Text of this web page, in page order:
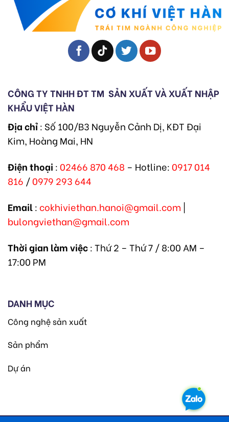
CÔNG TY TNHH ĐT TM SẢN XUẤT VÀ XUẤT NHẬP
KHẨU VIỆT HÀN
Địa chỉ: Số 100/B3 Nguyễn Cảnh Dị, KĐT Đại
Kim, Hoàng Mai, HN
Điện thoại : 02466 870 468 – Hotline: 0917 014
816 /0979 293 644
Email: cokhiviethan.hanoi@gmail.com |
bulongviethan@gmail.com
Thời gian làm việc: Thứ 2 – Thứ 7 / 8:00 AM –
17:00 PM
DANH MỤC
Công nghệ sản xuất
Sản phẩm
Dự án